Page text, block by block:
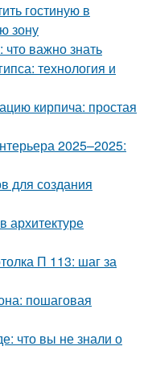
гостиную в
зону
что важно знать
технология и
кирпича: простая
2025–2025:
для создания
архитектуре
П 113: шаг за
пошаговая
что вы не знали о